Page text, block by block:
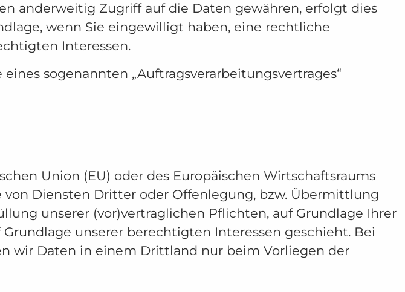
anderweitig Zugriff auf die Daten gewähren, erfolgt dies
wenn Sie eingewilligt haben, eine rechtliche
Interessen.
sogenannten „Auftragsverarbeitungsvertrages“
Union (EU) oder des Europäischen Wirtschaftsraums
Diensten Dritter oder Offenlegung, bzw. Übermittlung
unserer (vor)vertraglichen Pflichten, auf Grundlage Ihrer
unserer berechtigten Interessen geschieht. Bei
wir Daten in einem Drittland nur beim Vorliegen der